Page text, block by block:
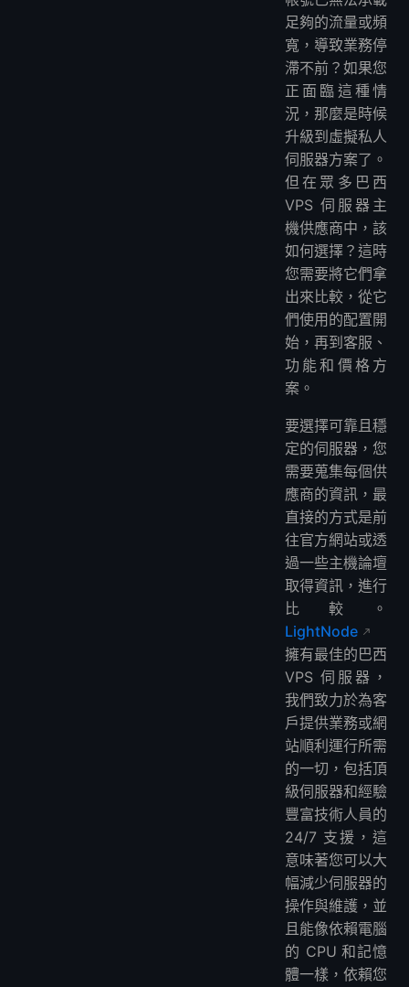
VPS 主機伺服器能做什麼？
什麼是 DDoS 攻擊？
更多常見問題
更多 VPS 主機供應商
更多地區 VPS 主機供應商
足夠的流量或頻
寬，導致業務停
滯不前？如果您
正面臨這種情
況，那麼是時候
升級到虛擬私人
伺服器方案了。
但在眾多巴西
VPS 伺服器主
機供應商中，該
如何選擇？這時
您需要將它們拿
出來比較，從它
們使用的配置開
始，再到客服、
功能和價格方
案。
要選擇可靠且穩
定的伺服器，您
需要蒐集每個供
應商的資訊，最
直接的方式是前
往官方網站或透
過一些主機論壇
取得資訊，進行
比較。
LightNode
擁有最佳的巴西
VPS 伺服器，
我們致力於為客
戶提供業務或網
站順利運行所需
的一切，包括頂
級伺服器和經驗
豐富技術人員的
24/7 支援，這
意味著您可以大
幅減少伺服器的
操作與維護，並
且能像依賴電腦
的 CPU 和記憶
體一樣，依賴您